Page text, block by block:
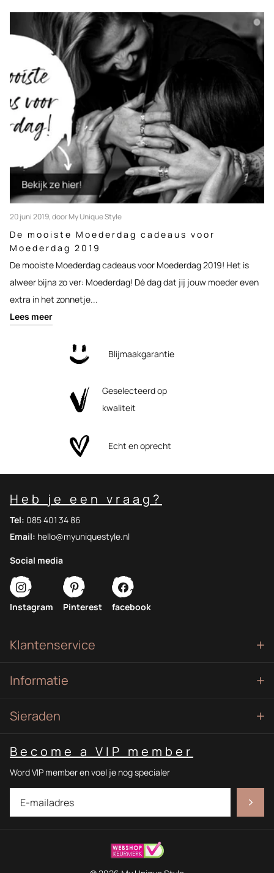
20 juni 2019, door My Unique Style
De mooiste Moederdag cadeaus voor
Moederdag 2019
De mooiste Moederdag cadeaus voor Moederdag 2019! Het is
alweer bijna zo ver: Moederdag! Dé dag dat jij jouw moeder even
extra in het zonnetje...
Lees meer
Blijmaakgarantie
Geselecteerd op
kwaliteit
Echt en oprecht
Klantenservice
Informatie
Sieraden
Become a VIP member
Word VIP member en voel je nog specialer
Heb je een vraag?
Tel: 085 401 34 86
Email: hello@myuniquestyle.nl
Social media
Instagram Pinterest facebook